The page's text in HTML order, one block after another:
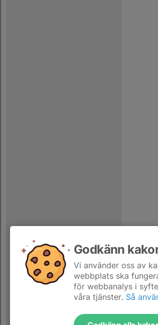
Godkänn
Vi använder oss av
webbplats ska
för webbanalys i
våra tjänster. Så